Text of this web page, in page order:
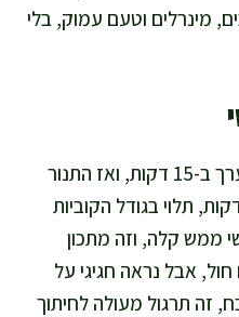
מינרלים וטעם עמוק, בלי
אני מכינה את ההכנה עצמה בערך ב-15 דקות, ואז התנור
את העבודה עוד 35–45 דקות, תלוי בגודל הקוביות
ממש קלה, וזה מתכון
אבל נראה חגיגי על
זה תרגול מעולה לחיתוך